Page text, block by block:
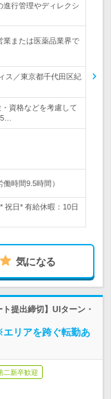
進行管理やディレクシ
業または医薬品業界で
ス／東京都千代田区紀
資格などを考慮して
時間9.5時間）
祝日* 有給休暇：10日
気になる
提出締切】UIターン・
リアを跨ぐ転勤あ
二新卒歓迎